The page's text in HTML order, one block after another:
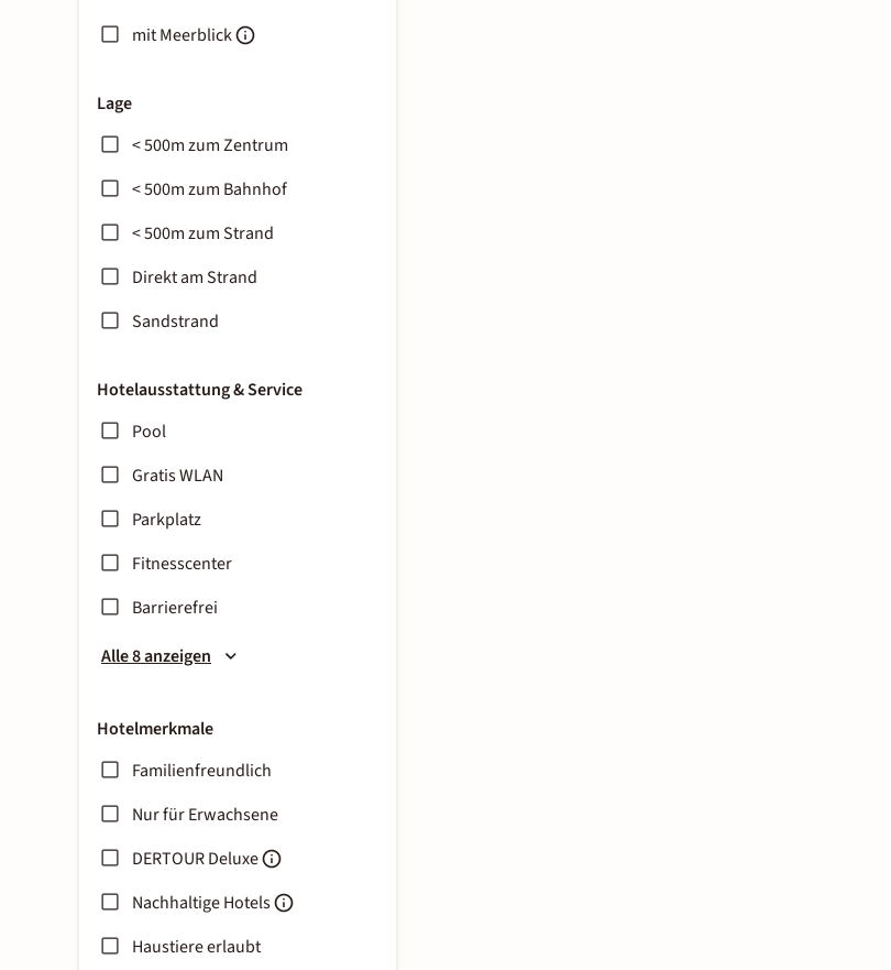
mit Meerblick
Lage
< 500m zum Zentrum
< 500m zum Bahnhof
< 500m zum Strand
Direkt am Strand
Sandstrand
Hotelausstattung & Service
Pool
Gratis WLAN
Parkplatz
Fitnesscenter
Barrierefrei
Alle 8 anzeigen
Hotelmerkmale
Familienfreundlich
Nur für Erwachsene
DERTOUR Deluxe
Nachhaltige Hotels
Haustiere erlaubt